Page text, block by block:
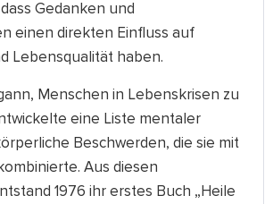
Gedanken und
einen direkten Einfluss auf
Lebensqualität haben.
Menschen in Lebenskrisen zu
eine Liste mentaler
Beschwerden, die sie mit
Aus diesen
1976 ihr erstes Buch „Heile